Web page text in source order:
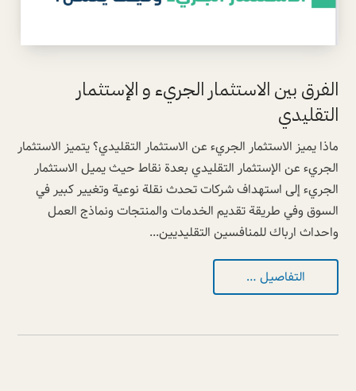
الفرق بين الاستثمار الجريء و الإستثمار
التقليدي
ماذا يميز الاستثمار الجريء عن الاستثمار التقليدي؟ يتميز الاستثمار
الجريء عن الإستثمار التقليدي بعدة نقاط حيث يميل الاستثمار
الجريء إلى استهداف شركات تحدث نقلة نوعية وتغيير كبير في
السوق وفي طريقة تقديم الخدمات والمنتجات ونماذج العمل
واحداث ارباك للمنافسين التقليديين...
التفاصيل …